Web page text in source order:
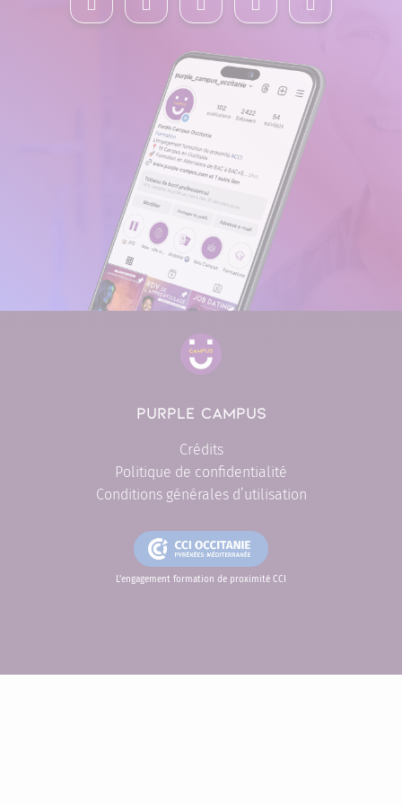
PURPLE CAMPUS
Crédits
Politique de confidentialité
Conditions générales d’utilisation
L'engagement formation de proximité CCI